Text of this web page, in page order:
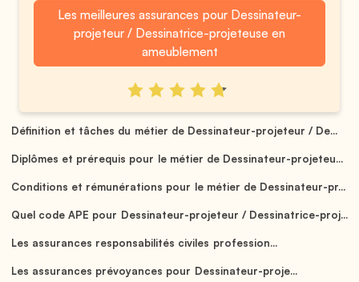
Les meilleures assurances pour Dessinateur-
projeteur / Dessinatrice-projeteuse en
ameublement
Définition et tâches du métier de Dessinateur-projeteur / De...
Diplômes et prérequis pour le métier de Dessinateur-projeteu...
Conditions et rémunérations pour le métier de Dessinateur-pr...
Quel code APE pour Dessinateur-projeteur / Dessinatrice-proj...
Les assurances responsabilités civiles profession...
Les assurances prévoyances pour Dessinateur-proje...